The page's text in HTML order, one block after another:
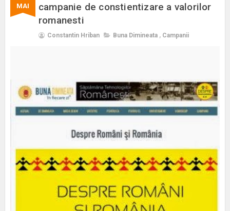
MAI
campanie de constientizare a valorilor
romanesti
Constantin Hriban Buna Dimineata , Campanii